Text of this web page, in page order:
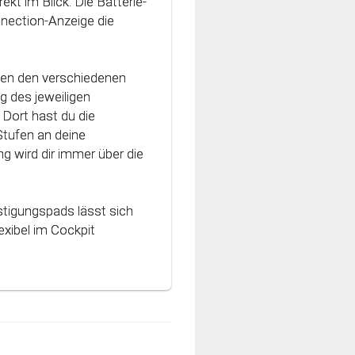
Anzeige die
den verschiedenen
des jeweiligen
hast du die
an deine
wird dir immer über die
lässt sich
im Cockpit
Technologie
und können optimal